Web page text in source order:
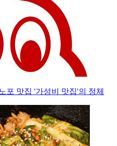
포 맛집 '가성비 맛집'의 정체